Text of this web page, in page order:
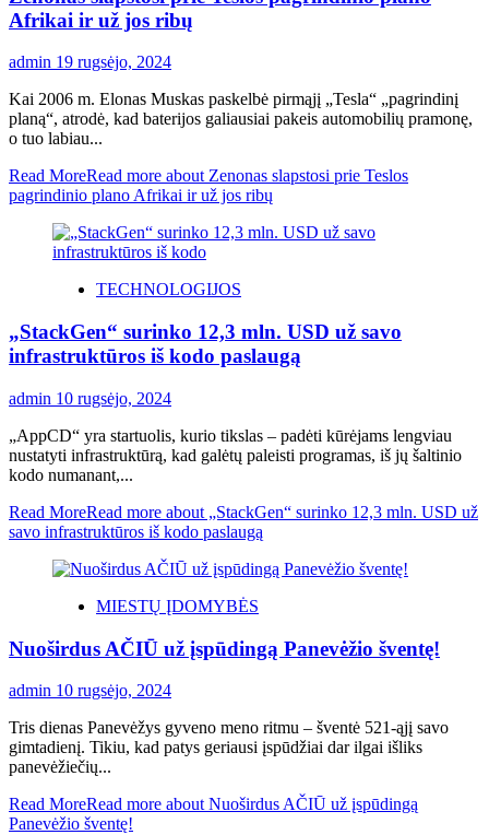
Afrikai ir už jos ribų
admin 19 rugsėjo, 2024
Kai 2006 m. Elonas Muskas paskelbė pirmąjį „Tesla“ „pagrindinį
planą“, atrodė, kad baterijos galiausiai pakeis automobilių pramonę,
o tuo labiau...
Read MoreRead more about Zenonas slapstosi prie Teslos
pagrindinio plano Afrikai ir už jos ribų
TECHNOLOGIJOS
„StackGen“ surinko 12,3 mln. USD už savo
infrastruktūros iš kodo paslaugą
admin 10 rugsėjo, 2024
„AppCD“ yra startuolis, kurio tikslas – padėti kūrėjams lengviau
nustatyti infrastruktūrą, kad galėtų paleisti programas, iš jų šaltinio
kodo numanant,...
Read MoreRead more about „StackGen“ surinko 12,3 mln. USD už
savo infrastruktūros iš kodo paslaugą
MIESTŲ ĮDOMYBĖS
Nuoširdus AČIŪ už įspūdingą Panevėžio šventę!
admin 10 rugsėjo, 2024
Tris dienas Panevėžys gyveno meno ritmu – šventė 521-ąjį savo
gimtadienį. Tikiu, kad patys geriausi įspūdžiai dar ilgai išliks
panevėžiečių...
Read MoreRead more about Nuoširdus AČIŪ už įspūdingą
Panevėžio šventę!